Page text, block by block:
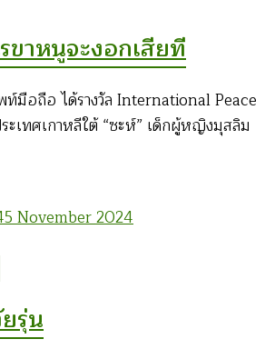
ขาหนูจะงอกเสียที
มือถือ ได้รางวัล International Peace
เทศเกาหลีใต้ “ซะห์” เด็กผู้หญิงมุสลิม
5 November 2024
รุ่น